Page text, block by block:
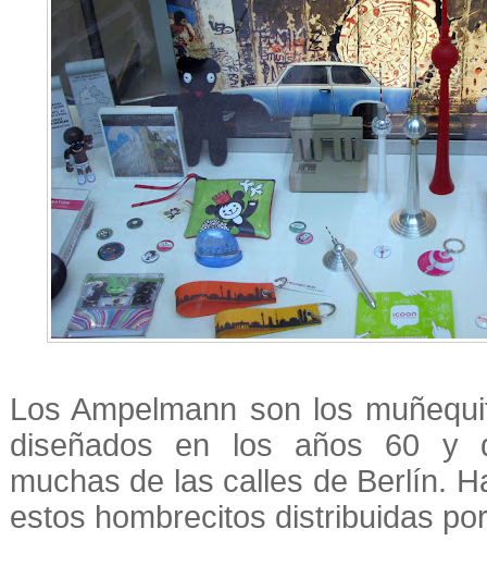
Los Ampelmann son los
diseñados en los años 60 y
muchas de las calles de Berlín.
estos hombrecitos distribuidas